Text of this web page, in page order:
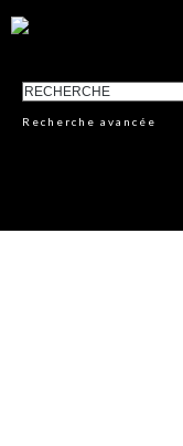
Recherche avancée